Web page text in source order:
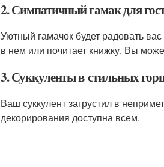
2. Симпатичный гамак для
Уютный гамачок будет радовать
в нем или почитает книжку. Вы
3. Суккуленты в стильных
Ваш суккулент загрустил в
декорирования доступна всем.